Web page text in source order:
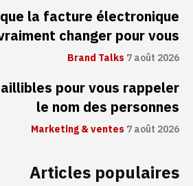
la facture électronique
changer pour vous
Brand Talks7 août 2026
pour vous rappeler
le nom des personnes
Marketing & ventes7 août 2026
Articles populaires